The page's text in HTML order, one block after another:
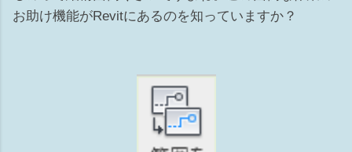
ェックが外れている [表示/グラフィックスの上書き]の[モデル
の②切断面～③下（④ビューの奥行き）の間にあれば表示され
る カテゴリにより一部例外もあります ビュー範囲の切断面よ
り上部にある要素でも、カテゴリによっては表示される 表示
されるカテゴリ：窓、収納設備、一般モデル Revit HELP↓ 3
お助け機能がRevitにあるのを知っていますか？